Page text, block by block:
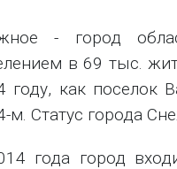
- город
в 69 тыс.
году, как поселок
м. Статус города
года город